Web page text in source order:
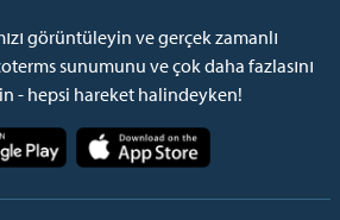
görüntüleyin ve gerçek zamanlı
sunumunu ve çok daha fazlasını
- hepsi hareket halindeyken!
Resim